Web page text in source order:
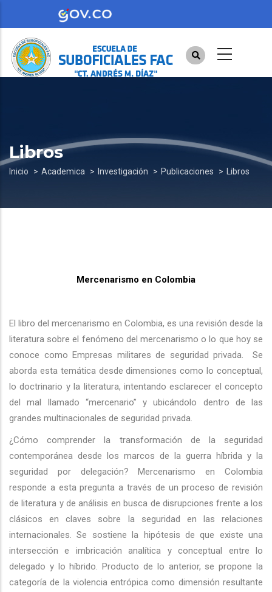
contenido
principal
Libros
Sobrescribir
de
Inicio Academica Investigación Publicaciones Libros
Mercenarismo en Colombia
El libro del mercenarismo en Colombia, es una revisión desde la
literatura sobre el fenómeno del mercenarismo o lo que hoy se
conoce como Empresas militares de seguridad privada. Se
aborda esta temática desde dimensiones como lo conceptual,
lo doctrinario y la literatura, intentando esclarecer el concepto
del mal llamado “mercenario” y ubicándolo dentro de las
grandes multinacionales de seguridad privada.
¿Cómo comprender la transformación de la seguridad
contemporánea desde los marcos de la guerra híbrida y la
seguridad por delegación? Mercenarismo en Colombia
responde a esta pregunta a través de un proceso de revisión
de literatura y de análisis en busca de disrupciones frente a los
clásicos en claves sobre la seguridad en las relaciones
internacionales. Se sostiene la hipótesis de que existe una
intersección e imbricación analítica y conceptual entre lo
delegado y lo híbrido. Producto de lo anterior, se propone la
categoría de la violencia entrópica como dimensión resultante